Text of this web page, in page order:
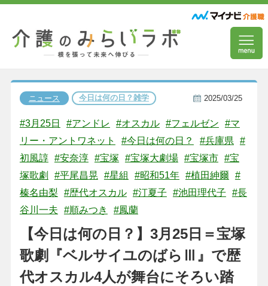
ニュース 今日は何の日？雑学 2025/03/25
#3月25日 #アンドレ #オスカル #フェルゼン
#マ
リー・アントワネット
#今日は何の日？ #兵庫県
#
初風諄 #安奈淳 #宝塚 #宝塚大劇場 #宝塚市 #宝
塚歌劇
#平尾昌晃 #星組 #昭和51年 #植田紳爾
#
榛名由梨
#歴代オスカル #汀夏子 #池田理代子
#長
谷川一夫
#順みつき #鳳蘭
【今日は何の日？】3月25日＝宝塚
歌劇『ベルサイユのばらⅢ』で歴
代オスカル4人が舞台にそろい踏